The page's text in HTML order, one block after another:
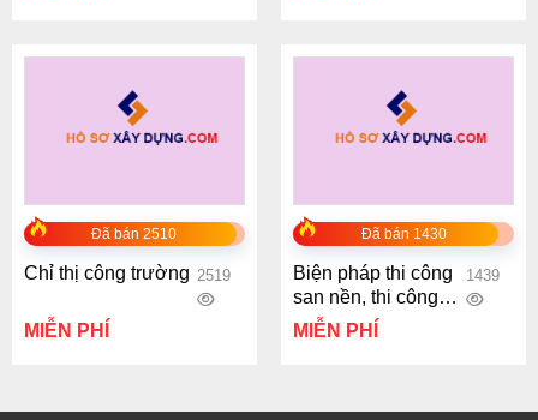
Đã bán 2510
Chỉ thị công trường 2519
MIỄN PHÍ
Đã bán 1430
Biện pháp thi công
san nền, thi công
tường kè, hàng rào
1439
MIỄN PHÍ